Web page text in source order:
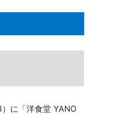
に「洋食堂 YANO